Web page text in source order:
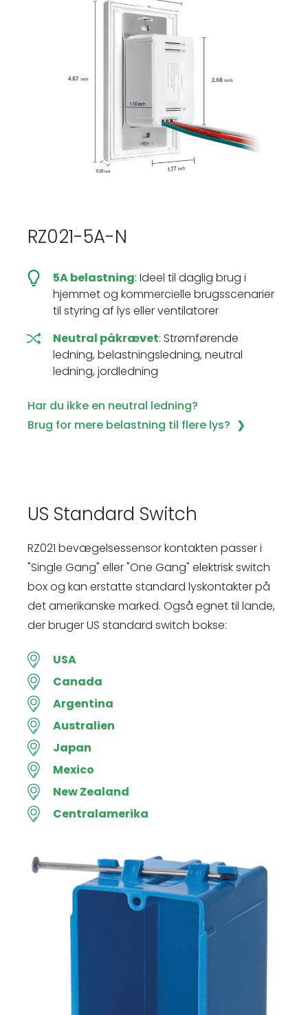
RZ021-5A-N
5A belastning: Ideel til daglig brug i
hjemmet og kommercielle brugsscenarier
til styring af lys eller ventilatorer
Neutral påkrævet: Strømførende
ledning, belastningsledning, neutral
ledning, jordledning
Har du ikke en neutral ledning?
Brug for mere belastning til flere lys?
US Standard Switch
RZ021 bevægelsessensor kontakten passer i
"Single Gang" eller "One Gang" elektrisk switch
box og kan erstatte standard lyskontakter på
det amerikanske marked. Også egnet til lande,
der bruger US standard switch bokse:
USA
Canada
Argentina
Australien
Japan
Mexico
New Zealand
Centralamerika